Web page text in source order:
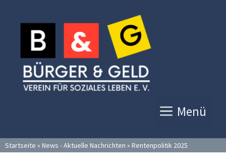
Inhalt
springen
Menü
Startseite » News - Aktuelle Nachrichten » Rentenpolitik 2025